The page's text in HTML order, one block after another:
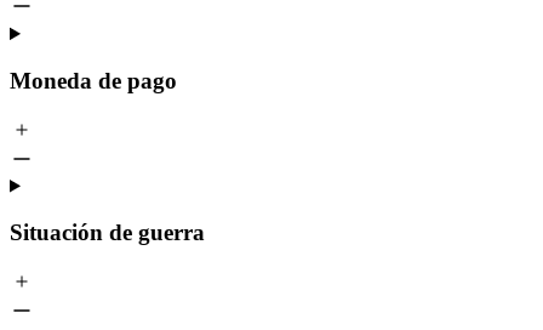
Moneda de pago
Situación de guerra